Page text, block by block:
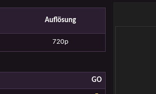
Auflösung
720p
GO